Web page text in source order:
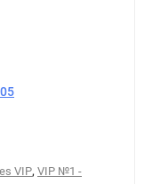
VIP, VIP №1 -